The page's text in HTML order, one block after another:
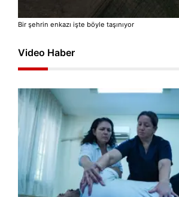
Bir şehrin enkazı işte böyle taşınıyor
Video Haber